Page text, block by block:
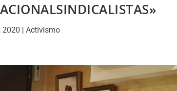
2020 | Activismo